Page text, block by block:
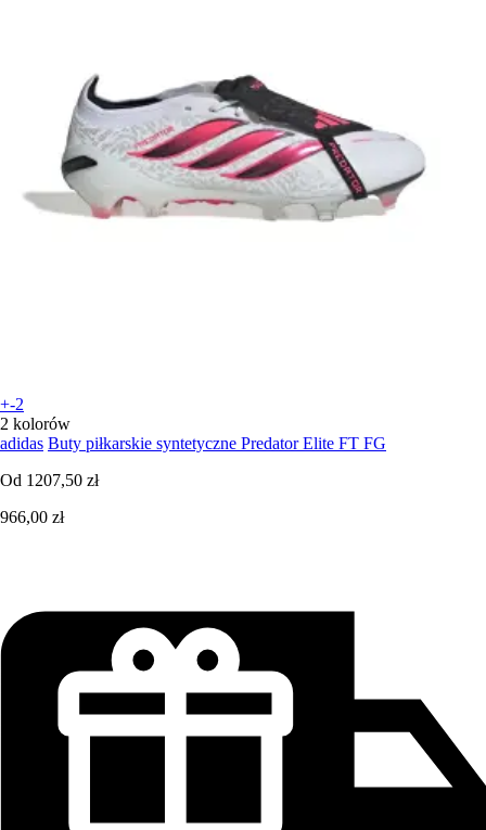
+-2
2 kolorów
adidas Buty piłkarskie syntetyczne Predator Elite FT FG
Od 1207,50 zł
966,00 zł